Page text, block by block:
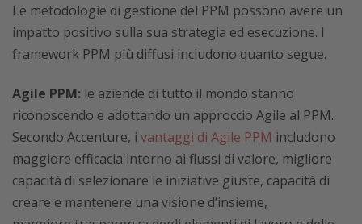
Le metodologie di gestione del PPM possono avere un
impatto positivo sulla sua strategia ed esecuzione. I
framework PPM più diffusi includono quanto segue.
Agile PPM: le aziende di tutto il mondo stanno
riconoscendo e adottando un approccio Agile al PPM.
Secondo Accenture, i vantaggi di Agile PPM includono
maggiore efficacia intorno ai flussi di valore, migliore
capacità di selezionare le iniziative giuste, capacità di
creare e mantenere una visione d’insieme,